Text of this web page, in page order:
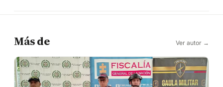
Más de Ver autor →